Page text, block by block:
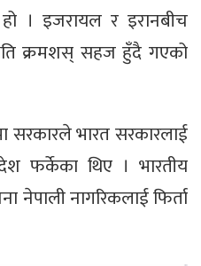
। इजरायल र इरानबीच
क्रमशस् सहज हुँदै गएको
सरकारले भारत सरकारलाई
फर्केका थिए । भारतीय
नेपाली नागरिकलाई फिर्ता